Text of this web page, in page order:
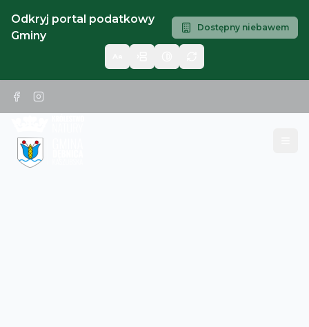
Odkryj portal podatkowy
Gminy
Dostępny niebawem